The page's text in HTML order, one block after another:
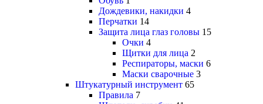
Дождевики, накидки 4
Перчатки 14
Защита лица глаз головы 15
Очки 4
Щитки для лица 2
Респираторы, маски 6
Маски сварочные 3
Штукатурный инструмент 65
Правила 7